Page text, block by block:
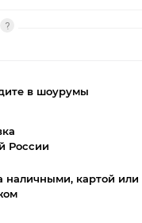
в шоурумы
России
наличными, картой